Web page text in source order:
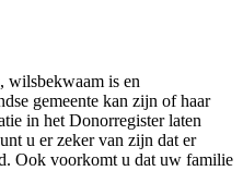
wilsbekwaam is en
gemeente kan zijn of haar
in het Donorregister laten
u er zeker van zijn dat er
Ook voorkomt u dat uw familie